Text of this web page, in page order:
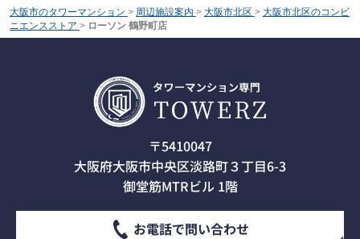
大阪市のタワーマンション > 周辺施設案内 > 大阪市北区 > 大阪市北区のコンビ
ニエンスストア > ローソン 鶴野町店
〒5410047
大阪府大阪市中央区淡路町３丁目6-3
御堂筋MTRビル 1階
お電話で問い合わせ